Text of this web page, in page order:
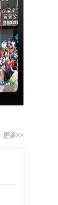
更多>>